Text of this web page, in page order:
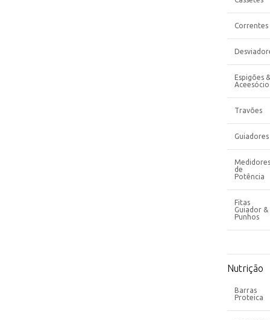
Correntes
Espigões &
Travões
Guiadores
Medidores
de
Potência
Fitas
Guiador &
Punhos
Nutrição
Barras
Proteica